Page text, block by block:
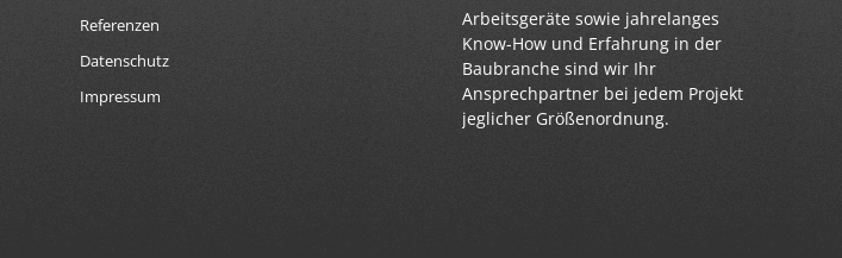
Referenzen
Datenschutz
Impressum
Arbeitsgeräte sowie jahrelanges
Know-How und Erfahrung in der
Baubranche sind wir Ihr
Ansprechpartner bei jedem Projekt
jeglicher Größenordnung.